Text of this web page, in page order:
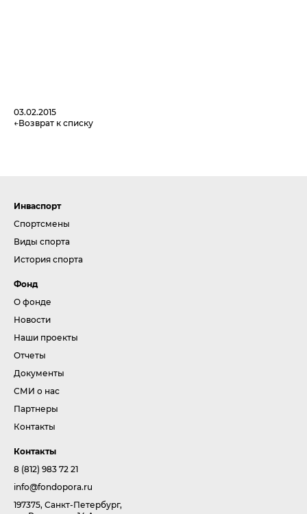
03.02.2015
Возврат к списку
Инваспорт
Спортсмены
Виды спорта
История спорта
Фонд
О фонде
Новости
Наши проекты
Отчеты
Документы
СМИ о нас
Партнеры
Контакты
Контакты
8 (812) 983 72 21
info@fondopora.ru
197375, Санкт-Петербург,